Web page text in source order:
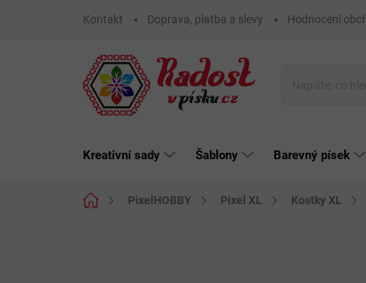
Kontakt Doprava, platba a slevy Hodnocení
Kreativní sady Šablony Barevný písek
Domů PixelHOBBY Pixel XL Kostky XL